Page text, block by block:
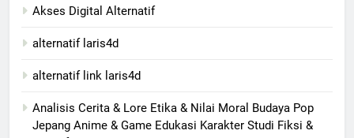
Akses Digital Alternatif
alternatif laris4d
alternatif link laris4d
Analisis Cerita & Lore Etika & Nilai Moral Budaya Pop
Jepang Anime & Game Edukasi Karakter Studi Fiksi &